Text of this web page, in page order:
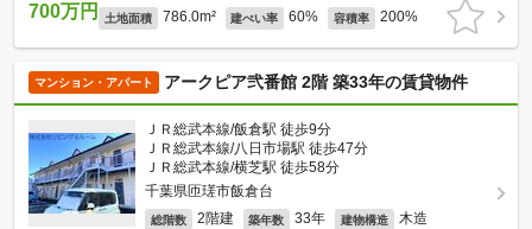
700万円 土地面積 786.0m² 建ぺい率 60% 容積率 200%
マンション・アパート アークピア弐番館 2階 築33年の賃貸物件
ＪＲ総武本線/飯倉駅 徒歩9分
ＪＲ総武本線/八日市場駅 徒歩47分
ＪＲ総武本線/横芝駅 徒歩58分
千葉県匝瑳市飯倉台
総階数 2階建 築年数 33年 建物構造 木造